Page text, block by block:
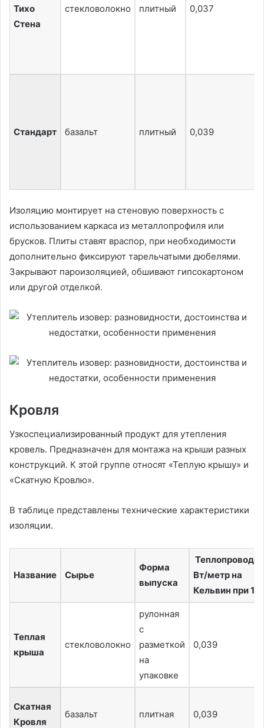
Тихо
Стена
стекловолокно плитный 0,037
Стандарт базальт плитный 0,039
Изоляцию монтирует на стеновую поверхность с
использованием каркаса из металлопрофиля или
брусков. Плиты ставят враспор, при необходимости
дополнительно фиксируют тарельчатыми дюбелями.
Закрывают пароизоляцией, обшивают гипсокартоном
или другой отделкой.
Кровля
Узкоспециализированный продукт для утепления
кровель. Предназначен для монтажа на крыши разных
конструкций. К этой группе относят «Теплую крышу» и
«Скатную Кровлю».
В таблице представлены технические характеристики
изоляции.
Название Сырье
Форма
выпуска
Вт/метр на
Кельвин при
Теплая
крыша
стекловолокно
рулонная
с
разметкой
на
упаковке
0,039
Скатная
Кровля
базальт плитная 0,039